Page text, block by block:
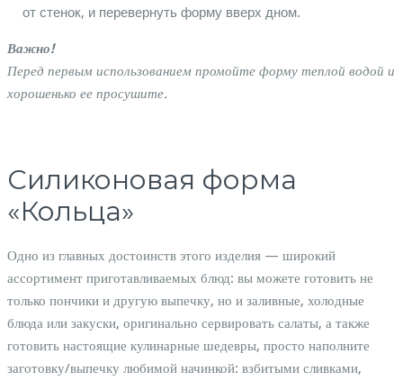
от стенок, и перевернуть форму вверх дном.
Важно!
Перед первым использованием промойте форму теплой водой и
хорошенько ее просушите.
Силиконовая форма
«Кольца»
Одно из главных достоинств этого изделия — широкий
ассортимент приготавливаемых блюд: вы можете готовить не
только пончики и другую выпечку, но и заливные, холодные
блюда или закуски, оригинально сервировать салаты, а также
готовить настоящие кулинарные шедевры, просто наполните
заготовку/выпечку любимой начинкой: взбитыми сливками,